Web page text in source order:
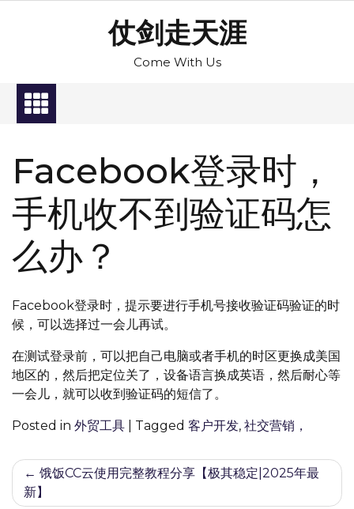
仗剑走天涯
Come With Us
Facebook登录时，
手机收不到验证码怎
么办？
Facebook登录时，提示要进行手机号接收验证码验证的时
候，可以选择过一会儿再试。
在测试登录前，可以把自己电脑或者手机的时区更换成美国
地区的，然后把定位关了，设备语言换成英语，然后耐心等
一会儿，就可以收到验证码的短信了。
Posted in 外贸工具 Tagged 客户开发, 社交营销，
文 饿饭CC云使用完整教程分享【极其稳定|2025年最
新】